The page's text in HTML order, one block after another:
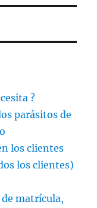
?
parásitos de
los clientes
los clientes)
de matrícula,